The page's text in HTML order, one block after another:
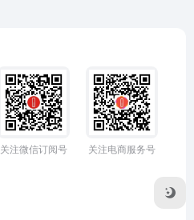
关注微信订阅号 关注电商服务号